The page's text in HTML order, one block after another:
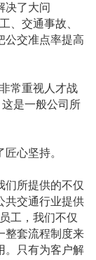
决了大问
、交通事故、
公交准点率提高
常重视人才战
这是一般公司所
心坚持。
们所提供的不仅
共交通行业提供
工，我们不仅
整套流程制度来
。只有为客户解